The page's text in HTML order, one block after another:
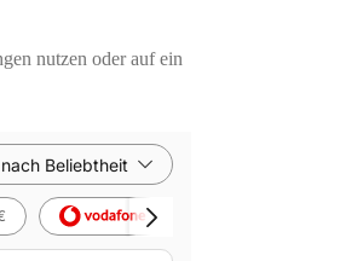
nutzen oder auf ein